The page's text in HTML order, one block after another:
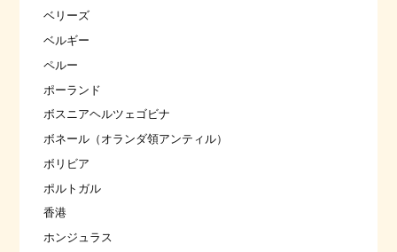
ベリーズ
ベルギー
ペルー
ポーランド
ボスニアヘルツェゴビナ
ボネール（オランダ領アンティル）
ボリビア
ポルトガル
香港
ホンジュラス